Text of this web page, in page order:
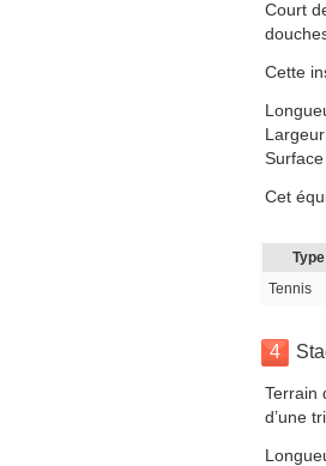
Court
Cette
Cet
Tennis
4
Terrain
d’une